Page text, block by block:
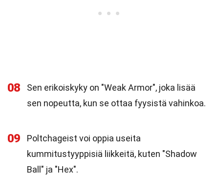
08
Sen erikoiskyky on "Weak Armor", joka lisää
sen nopeutta, kun se ottaa fyysistä vahinkoa.
09
Poltchageist voi oppia useita
kummitustyyppisiä liikkeitä, kuten "Shadow
Ball" ja "Hex".